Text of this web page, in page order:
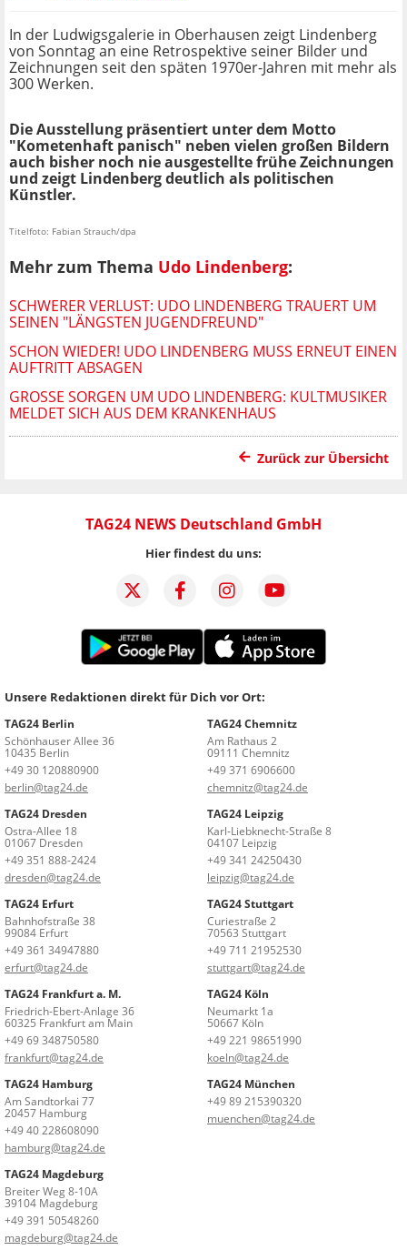
In der Ludwigsgalerie in Oberhausen zeigt Lindenberg
von Sonntag an eine Retrospektive seiner Bilder und
Zeichnungen seit den späten 1970er-Jahren mit mehr als
300 Werken.
Die Ausstellung präsentiert unter dem Motto
"Kometenhaft panisch" neben vielen großen Bildern
auch bisher noch nie ausgestellte frühe Zeichnungen
und zeigt Lindenberg deutlich als politischen
Künstler.
Titelfoto: Fabian Strauch/dpa
Mehr zum Thema Udo Lindenberg:
SCHWERER VERLUST: UDO LINDENBERG TRAUERT UM
SEINEN "LÄNGSTEN JUGENDFREUND"
SCHON WIEDER! UDO LINDENBERG MUSS ERNEUT EINEN
AUFTRITT ABSAGEN
GROSSE SORGEN UM UDO LINDENBERG: KULTMUSIKER M
ELDET SICH AUS DEM KRANKENHAUS
Zurück zur Übersicht
TAG24 NEWS Deutschland GmbH
Hier findest du uns:
Unsere Redaktionen direkt für Dich vor Ort:
TAG24 Berlin
Schönhauser Allee 36
10435 Berlin
+49 30 120880900
berlin@tag24.de
TAG24 Chemnitz
Am Rathaus 2
09111 Chemnitz
+49 371 6906600
chemnitz@tag24.de
TAG24 Dresden
Ostra-Allee 18
01067 Dresden
+49 351 888-2424
dresden@tag24.de
TAG24 Leipzig
Karl-Liebknecht-Straße 8
04107 Leipzig
+49 341 24250430
leipzig@tag24.de
TAG24 Erfurt
Bahnhofstraße 38
99084 Erfurt
+49 361 34947880
erfurt@tag24.de
TAG24 Stuttgart
Curiestraße 2
70563 Stuttgart
+49 711 21952530
stuttgart@tag24.de
TAG24 Frankfurt a. M.
Friedrich-Ebert-Anlage 36
60325 Frankfurt am Main
+49 69 348750580
frankfurt@tag24.de
TAG24 Köln
Neumarkt 1a
50667 Köln
+49 221 98651990
koeln@tag24.de
TAG24 Hamburg
Am Sandtorkai 77
20457 Hamburg
+49 40 228608090
hamburg@tag24.de
TAG24 München
+49 89 215390320
muenchen@tag24.de
TAG24 Magdeburg
Breiter Weg 8-10A
39104 Magdeburg
+49 391 50548260
magdeburg@tag24.de